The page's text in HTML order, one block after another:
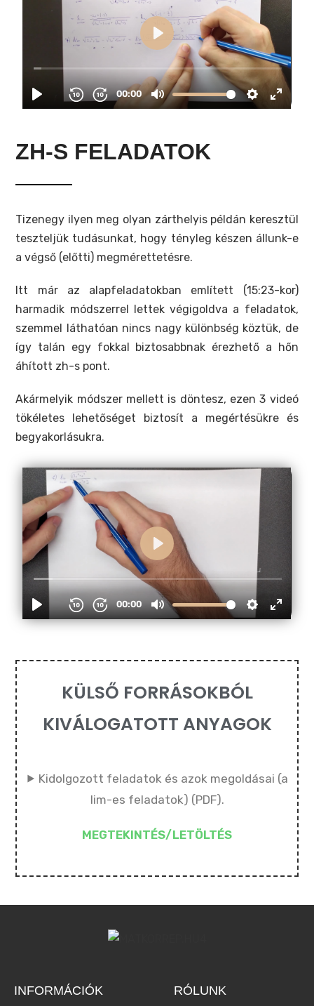
ZH-S FELADATOK
Tizenegy ilyen meg olyan zárthelyis példán keresztül
teszteljük tudásunkat, hogy tényleg készen állunk-e
a végső (előtti) megmérettetésre.
Itt már az alapfeladatokban említett (15:23-kor)
harmadik módszerrel lettek végigoldva a feladatok,
szemmel láthatóan nincs nagy különbség köztük, de
így talán egy fokkal biztosabbnak érezhető a hőn
áhított zh-s pont.
Akármelyik módszer mellett is döntesz, ezen 3 videó
tökéletes lehetőséget biztosít a megértésükre és
begyakorlásukra.
KÜLSŐ FORRÁSOKBÓL
KIVÁLOGATOTT ANYAGOK
⯈ Kidolgozott feladatok és azok megoldásai (a
lim-es feladatok) (PDF).
MEGTEKINTÉS/LETÖLTÉS
INFORMÁCIÓK RÓLUNK